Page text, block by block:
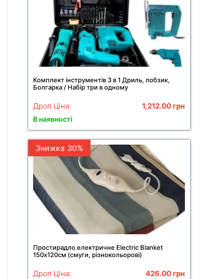
Комплект інструментів 3 в 1 Дриль, лобзик,
Болгарка / Набір три в одному
Дроп Ціна: 1,212.00 грн
В наявності
Знижка 30%
Простирадло електричне Electric Blanket
150х120см (смуги, різнокольорові)
Дроп Ціна: 426.00 грн